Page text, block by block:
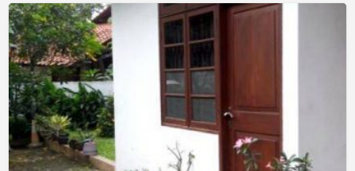
Paviliun
Perdatam
(Kost
Penuh)